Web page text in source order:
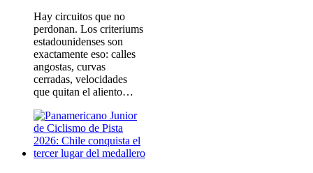
Hay circuitos que no
perdonan. Los criteriums
estadounidenses son
exactamente eso: calles
angostas, curvas
cerradas, velocidades
que quitan el aliento…